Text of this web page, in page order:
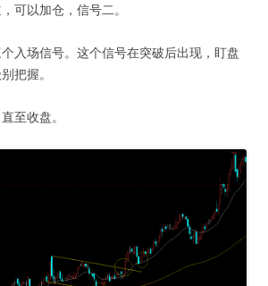
可以加仓，信号二。
入场信号。这个信号在突破后出现，盯盘
把握。
至收盘。